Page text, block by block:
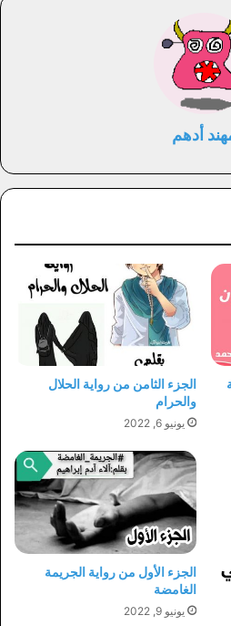
أدهم
الجزء الثامن من رواية الحلال
والحرام
يونيو 6, 2022
الجزء الأول من رواية الجريمة
الغامضة
يونيو 9, 2022